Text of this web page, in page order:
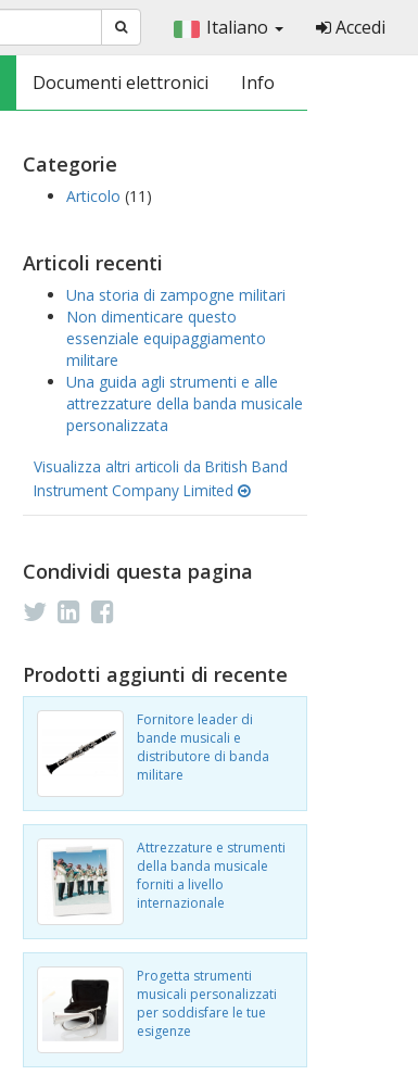
Italiano Accedi
Documenti elettronici Info
Categorie
Articolo (11)
Articoli recenti
Una storia di zampogne militari
Non dimenticare questo
essenziale equipaggiamento
militare
Una guida agli strumenti e alle
attrezzature della banda musicale
personalizzata
Visualizza altri articoli da British Band
Instrument Company Limited
Condividi questa pagina
Prodotti aggiunti di recente
Fornitore leader di
bande musicali e
distributore di banda
militare
Attrezzature e strumenti
della banda musicale
forniti a livello
internazionale
Progetta strumenti
musicali personalizzati
per soddisfare le tue
esigenze